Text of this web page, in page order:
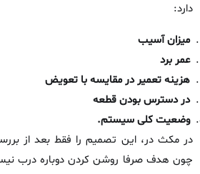
دارد:
میزان آسیب
عمر برد
هزینه‌ تعمیر در مقایسه با تعویض
در دسترس بودن قطعه
وضعیت کلی سیستم.
در مکث‌ در، این تصمیم را فقط بعد از
چون هدف صرفا روشن‌ کردن دوباره‌ درب